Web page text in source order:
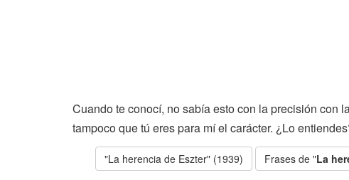
Cuando te conocí, no sabía esto con la precisión con
tampoco que tú eres para mí el carácter. ¿Lo
"La herencia de Eszter" (1939) Frases de "La